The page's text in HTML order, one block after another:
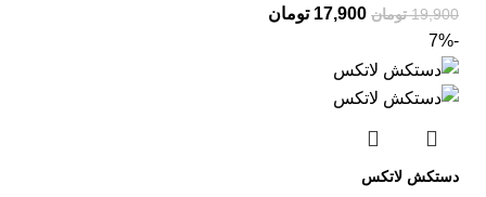
19,900 تومان 17,900 تومان
-7%
دستکش لاتکس